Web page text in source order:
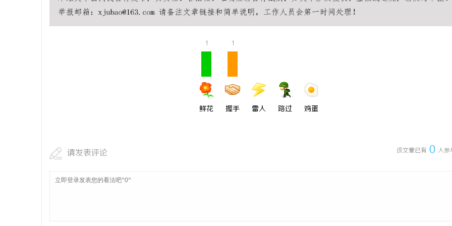
1
鲜花
1
握手 雷人 路过 鸡蛋
该文章已有 0 人参
请发表评论